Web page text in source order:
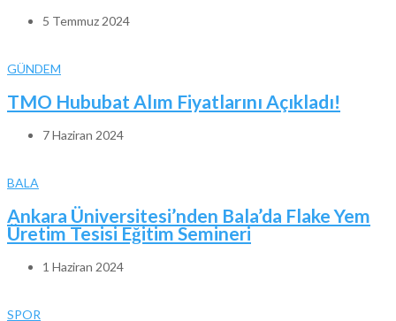
5 Temmuz 2024
GÜNDEM
TMO Hububat Alım Fiyatlarını Açıkladı!
7 Haziran 2024
BALA
Ankara Üniversitesi’nden Bala’da Flake Yem
Üretim Tesisi Eğitim Semineri
1 Haziran 2024
SPOR